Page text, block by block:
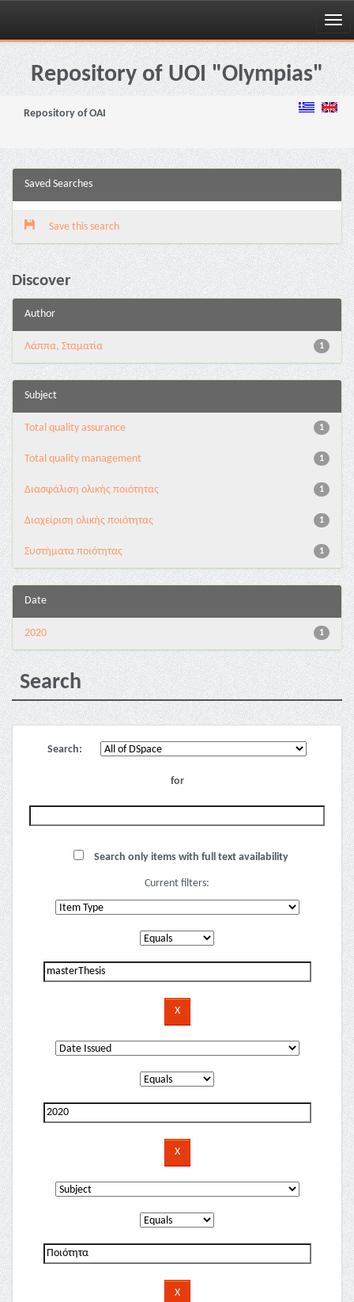
Skip
navigationRepository of UOI "Olympias"
Repository of OAI
Saved Searches
Save this search
Discover
Author
1
Λάππα, Σταματία
Subject
1
Total quality assurance
1
Total quality management
1
Διασφάλιση ολικής ποιότητας
1
Διαχείριση ολικής ποιότητας
1
Συστήματα ποιότητας
Date
1
2020
Search
Search:
for
Search only items with full text availability
Current filters: